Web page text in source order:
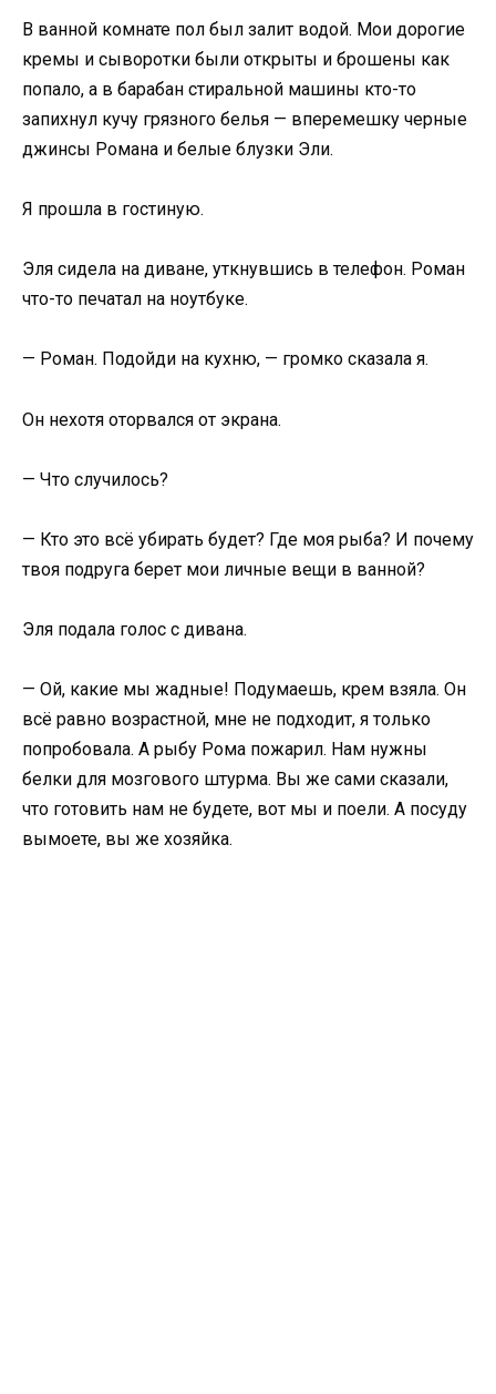
В ванной комнате пол был залит водой. Мои дорогие
кремы и сыворотки были открыты и брошены как
попало, а в барабан стиральной машины кто-то
запихнул кучу грязного белья — вперемешку черные
джинсы Романа и белые блузки Эли.
Я прошла в гостиную.
Эля сидела на диване, уткнувшись в телефон. Роман
что-то печатал на ноутбуке.
— Роман. Подойди на кухню, — громко сказала я.
Он нехотя оторвался от экрана.
— Что случилось?
— Кто это всё убирать будет? Где моя рыба? И почему
твоя подруга берет мои личные вещи в ванной?
Эля подала голос с дивана.
— Ой, какие мы жадные! Подумаешь, крем взяла. Он
всё равно возрастной, мне не подходит, я только
попробовала. А рыбу Рома пожарил. Нам нужны
белки для мозгового штурма. Вы же сами сказали,
что готовить нам не будете, вот мы и поели. А посуду
вымоете, вы же хозяйка.